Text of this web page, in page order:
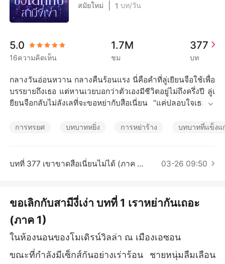
ออกจากระบบ
ดาวน์โหลดแอป
โรแมนติก
มหาเศรษฐี
เรื่องสั้นคัดสรร
สมัยใหม่ 1 บท/วัน
5.0
16ความคิดเห็น
1.7M
ชม
377
บท
กลางวันอ่อนหวาน กลางคืนร้อนแรง นี่คือคำที่ลู่เยียนจือใช้เพื่อ
บรรยายถึงเธอ แต่หานเวยบอกว่าตัวเองมีชีวิตอยู่ไม่ถึงครึ่งปี ลู่เ
ยียนจือกลับไม่ลังเลที่จะขอหย่ากับสือเนี่ยน “แค่ปลอบใจเธอไป
รออยู่ที่เดิมตลอด แต่เธอได้ตาสว่างแล้ว น้ำตาแห้งสนิท หัวใจสื
บมาอีก แต่ลู่เยียนจือกลับเสียสติ ต่อมา ได้ยินว่าคุณชายลู่ผู้มีอิท
การทรยศ บทบาทหยิ่ง การหย่าร้าง บทบาทที่แข็งแ
บทที่ 377 เขาขาดสือเนี่ยนไม่ได้ (ภาค 2) 03-26 09:50
ขอเลิกกับสามีงี่เง่า บทที่ 1 เราหย่ากันเถอะ
(ภาค 1)
ในห้องนอนของโมเดิรน์วิลล่า ณ เมืองเอซอน
ขณะที่กำลังมีเซ็กส์กันอย่างเร่าร้อน ชายหนุ่มลืมเลือน